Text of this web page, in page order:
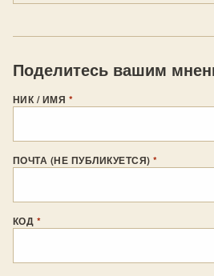
Поделитесь вашим
НИК / ИМЯ *
ПОЧТА (НЕ ПУБЛИКУЕТСЯ)*
КОД *